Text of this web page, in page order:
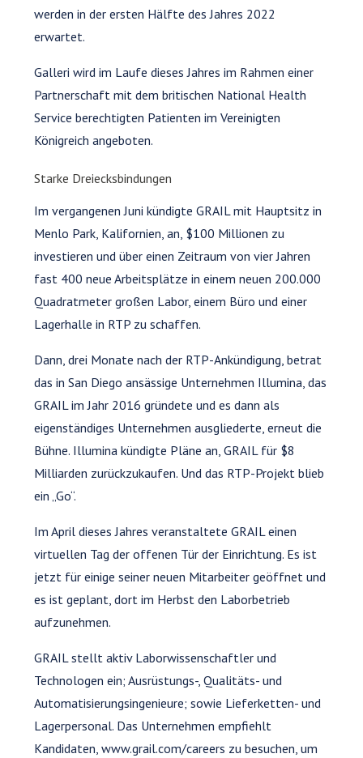
werden in der ersten Hälfte des Jahres 2022
erwartet.
Galleri wird im Laufe dieses Jahres im Rahmen einer
Partnerschaft mit dem britischen National Health
Service berechtigten Patienten im Vereinigten
Königreich angeboten.
Starke Dreiecksbindungen
Im vergangenen Juni kündigte GRAIL mit Hauptsitz in
Menlo Park, Kalifornien, an, $100 Millionen zu
investieren und über einen Zeitraum von vier Jahren
fast 400 neue Arbeitsplätze in einem neuen 200.000
Quadratmeter großen Labor, einem Büro und einer
Lagerhalle in RTP zu schaffen.
Dann, drei Monate nach der RTP-Ankündigung, betrat
das in San Diego ansässige Unternehmen Illumina, das
GRAIL im Jahr 2016 gründete und es dann als
eigenständiges Unternehmen ausgliederte, erneut die
Bühne. Illumina kündigte Pläne an, GRAIL für $8
Milliarden zurückzukaufen. Und das RTP-Projekt blieb
ein „Go“.
Im April dieses Jahres veranstaltete GRAIL einen
virtuellen Tag der offenen Tür der Einrichtung. Es ist
jetzt für einige seiner neuen Mitarbeiter geöffnet und
es ist geplant, dort im Herbst den Laborbetrieb
aufzunehmen.
GRAIL stellt aktiv Laborwissenschaftler und
Technologen ein; Ausrüstungs-, Qualitäts- und
Automatisierungsingenieure; sowie Lieferketten- und
Lagerpersonal. Das Unternehmen empfiehlt
Kandidaten, www.grail.com/careers zu besuchen, um